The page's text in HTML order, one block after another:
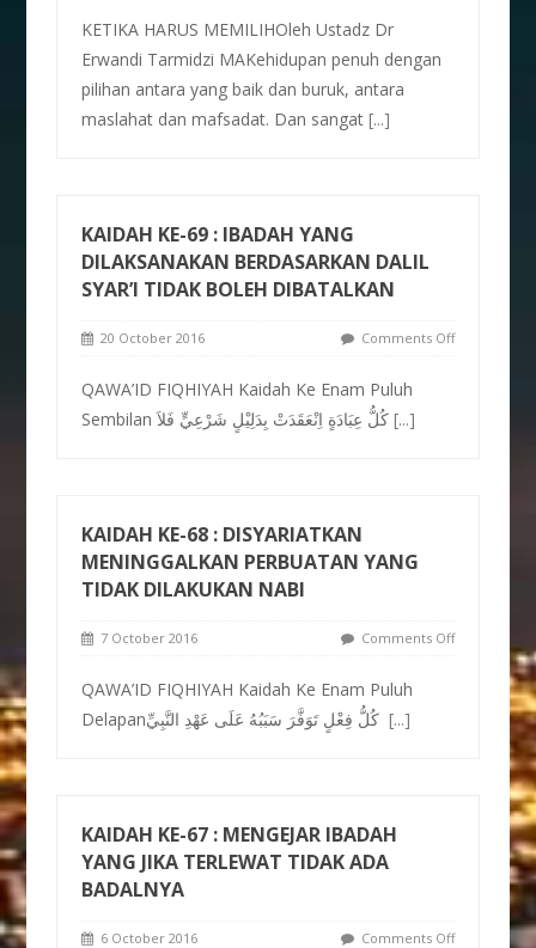
KETIKA HARUS MEMILIHOleh Ustadz Dr
Erwandi Tarmidzi MAKehidupan penuh dengan
pilihan antara yang baik dan buruk, antara
maslahat dan mafsadat. Dan sangat[...]
KAIDAH KE-69 : IBADAH YANG
DILAKSANAKAN BERDASARKAN DALIL
SYAR’I TIDAK BOLEH DIBATALKAN
20 October 2016 Comments Off
QAWA’ID FIQHIYAH Kaidah Ke Enam Puluh
Sembilan كُلُّ عِبَادَةٍ اِنْعَقَدَتْ بِدَلِيْلٍ شَرْعِيٍّ فَلاَ[...]
KAIDAH KE-68 : DISYARIATKAN
MENINGGALKAN PERBUATAN YANG
TIDAK DILAKUKAN NABI
7 October 2016 Comments Off
QAWA’ID FIQHIYAH Kaidah Ke Enam Puluh
Delapanكُلُّ فِعْلٍ تَوَفَّرَ سَبَبُهُ عَلَى عَهْدِ النَّبِيِّ[...]
KAIDAH KE-67 : MENGEJAR IBADAH
YANG JIKA TERLEWAT TIDAK ADA
BADALNYA
6 October 2016 Comments Off